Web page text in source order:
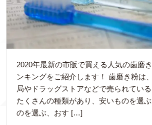
2020年最新の市販で買える人気の歯磨
ンキングをご紹介します！ 歯磨き粉は
局やドラッグストアなどで売られてい
たくさんの種類があり、安いものを選
のを選ぶ、おす […]